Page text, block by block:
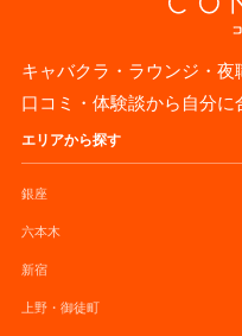
キャバクラ・ラウンジ・夜
口コミ・体験談から自分に
エリアから探す
銀座
六本木
新宿
上野・御徒町